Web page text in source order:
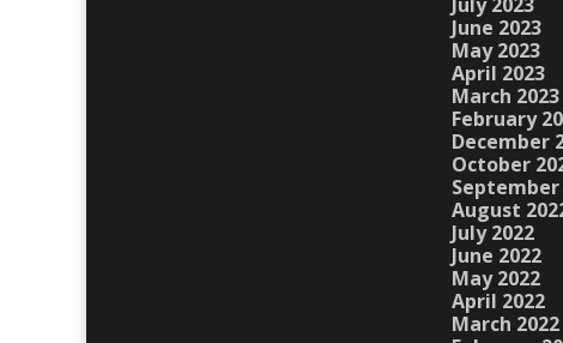
June 2023
May 2023
April 2023
March 2023
February
December
October
September
August
July 2022
June 2022
May 2022
April 2022
March 2022